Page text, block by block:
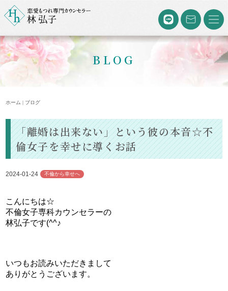
BLOG
ホーム | ブログ
「離婚は出来ない」という彼の本音☆不
倫女子を幸せに導くお話
2024-01-24 不倫から幸せへ
こんにちは☆
不倫女子専科カウンセラーの
林弘子です(^^♪
いつもお読みいただきまして
ありがとうございます。